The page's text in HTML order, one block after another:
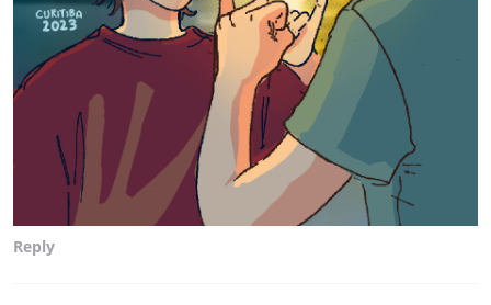
Reply